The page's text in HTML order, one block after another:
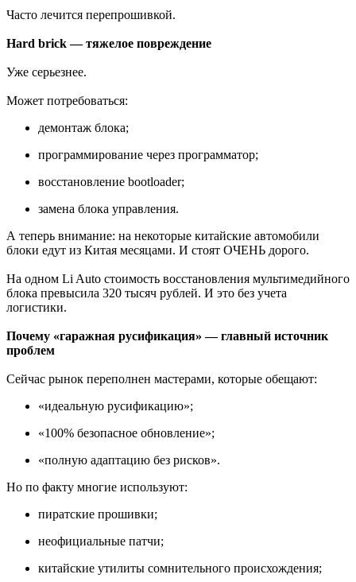
Часто лечится перепрошивкой.
Hard brick — тяжелое повреждение
Уже серьезнее.
Может потребоваться:
демонтаж блока;
программирование через программатор;
восстановление bootloader;
замена блока управления.
А теперь внимание: на некоторые китайские автомобили
блоки едут из Китая месяцами. И стоят ОЧЕНЬ дорого.
На одном Li Auto стоимость восстановления мультимедийного
блока превысила 320 тысяч рублей. И это без учета
логистики.
Почему «гаражная русификация» — главный источник
проблем
Сейчас рынок переполнен мастерами, которые обещают:
«идеальную русификацию»;
«100% безопасное обновление»;
«полную адаптацию без рисков».
Но по факту многие используют:
пиратские прошивки;
неофициальные патчи;
китайские утилиты сомнительного происхождения;